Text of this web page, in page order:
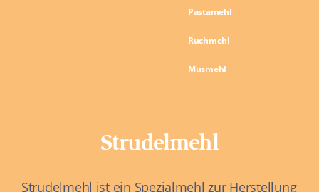
Pastamehl
Ruchmehl
Musmehl
Strudelmehl
Strudelmehl ist ein Spezialmehl zur Herstellung